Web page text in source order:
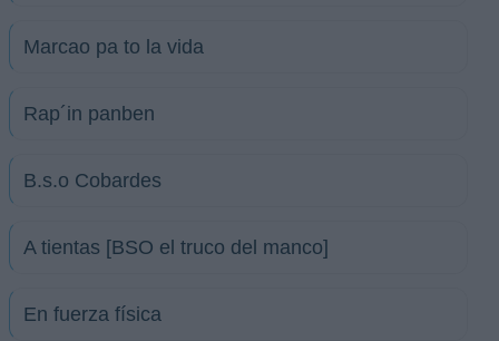
Marcao pa to la vida
Rap´in panben
B.s.o Cobardes
A tientas [BSO el truco del manco]
En fuerza física